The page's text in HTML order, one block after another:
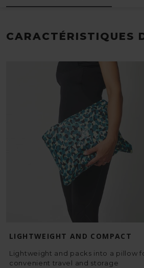
CARACTÉRISTIQUES
LIGHTWEIGHT AND COMPACT
Lightweight and packs into a pillow
convenient travel and storage